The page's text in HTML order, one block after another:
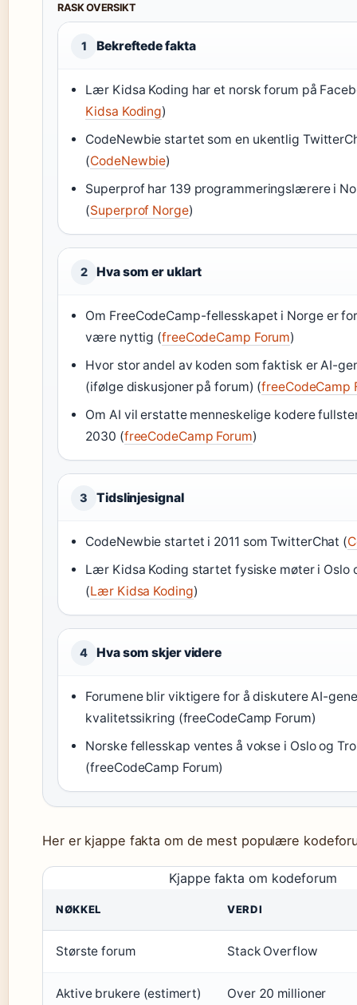
RASK OVERSIKT
1 Bekreftede fakta
Lær Kidsa Koding har et norsk forum på
Kidsa Koding)
CodeNewbie startet som en ukentlig
(CodeNewbie)
Superprof har 139 programmeringslærere i
(Superprof Norge)
2 Hva som er uklart
Om FreeCodeCamp-fellesskapet i Norge er
være nyttig (freeCodeCamp Forum)
Hvor stor andel av koden som faktisk er AI-
(ifølge diskusjoner på forum) (freeCodeCamp
Om AI vil erstatte menneskelige kodere
2030 (freeCodeCamp Forum)
3 Tidslinjesignal
CodeNewbie startet i 2011 som TwitterChat (
Lær Kidsa Koding startet fysiske møter i Oslo
(Lær Kidsa Koding)
4 Hva som skjer videre
Forumene blir viktigere for å diskutere AI-
kvalitetssikring (freeCodeCamp Forum)
Norske fellesskap ventes å vokse i Oslo og
(freeCodeCamp Forum)
Her er kjappe fakta om de mest populære
Kjappe fakta om kodeforum
NØKKEL VERDI
Største forum Stack Overflow
Aktive brukere (estimert) Over 20 millioner